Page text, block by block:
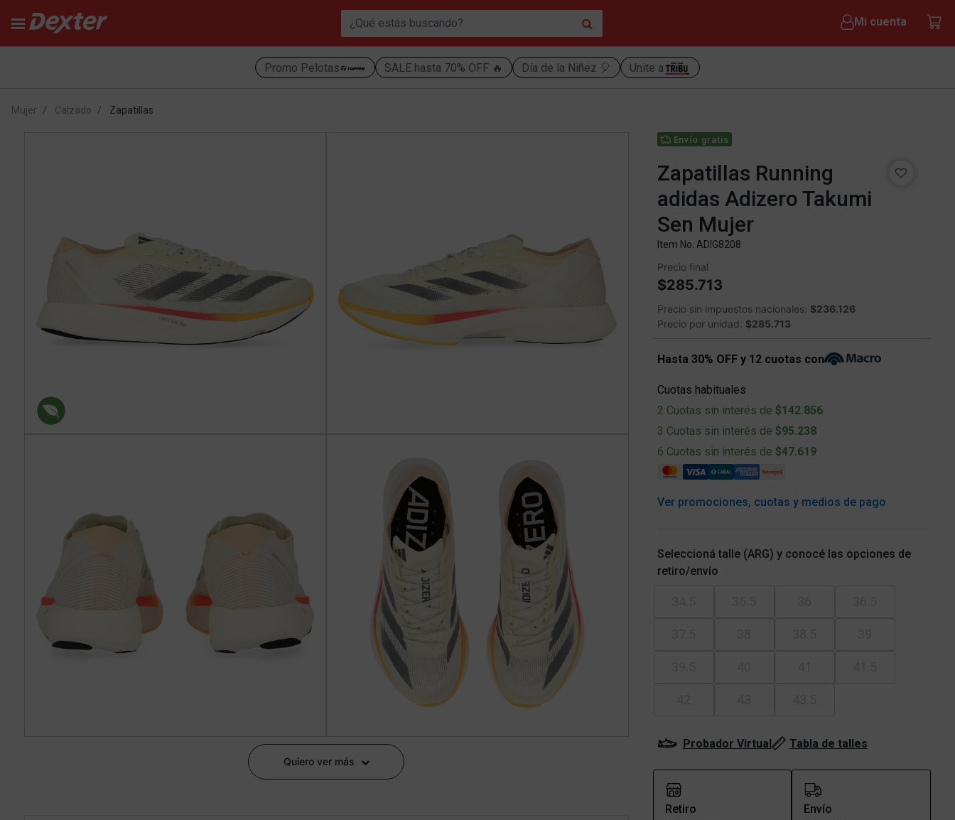
Mi cuenta
Promo Pelotas SALE hasta 70% OFF 🔥 Día de la Niñez 🎈 Unite a
Mujer Calzado Zapatillas
Quiero ver más
Envío gratis
Zapatillas Running
adidas Adizero Takumi
Sen Mujer
Item No. ADIG8208
Precio final
$285.713
Precio sin impuestos nacionales: $236.126
Precio por unidad: $285.713
Hasta 30% OFF y 12 cuotas con
Cuotas habituales
2 Cuotas sin interés de $142.856
3 Cuotas sin interés de $95.238
6 Cuotas sin interés de $47.619
Ver promociones, cuotas y medios de pago
Seleccioná talle (ARG) y conocé las opciones de
retiro/envío
Probador Virtual Tabla de talles
Retiro Envío